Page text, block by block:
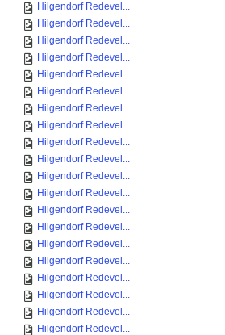
Hilgendorf Redevel...
Hilgendorf Redevel...
Hilgendorf Redevel...
Hilgendorf Redevel...
Hilgendorf Redevel...
Hilgendorf Redevel...
Hilgendorf Redevel...
Hilgendorf Redevel...
Hilgendorf Redevel...
Hilgendorf Redevel...
Hilgendorf Redevel...
Hilgendorf Redevel...
Hilgendorf Redevel...
Hilgendorf Redevel...
Hilgendorf Redevel...
Hilgendorf Redevel...
Hilgendorf Redevel...
Hilgendorf Redevel...
Hilgendorf Redevel...
Hilgendorf Redevel...